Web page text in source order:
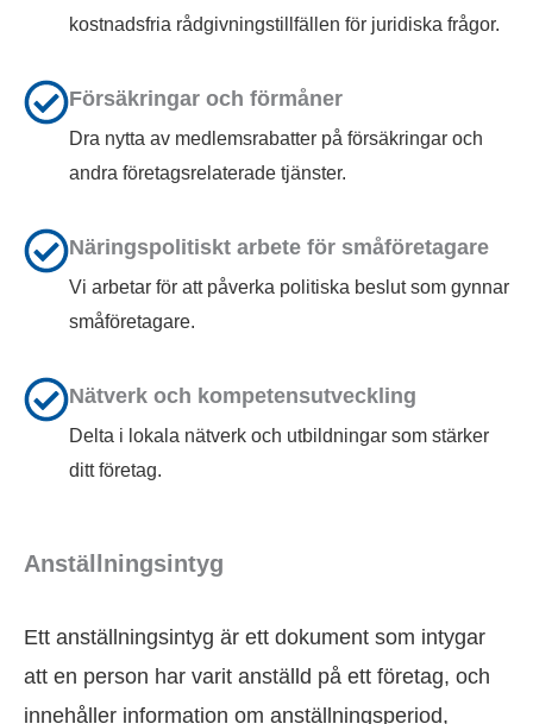
kostnadsfria rådgivningstillfällen för juridiska frågor.
Försäkringar och förmåner
Dra nytta av medlemsrabatter på försäkringar och
andra företagsrelaterade tjänster.
Näringspolitiskt arbete för småföretagare
Vi arbetar för att påverka politiska beslut som gynnar
småföretagare.
Nätverk och kompetensutveckling
Delta i lokala nätverk och utbildningar som stärker
ditt företag.
Anställningsintyg
Ett anställningsintyg är ett dokument som intygar
att en person har varit anställd på ett företag, och
innehåller information om anställningsperiod,